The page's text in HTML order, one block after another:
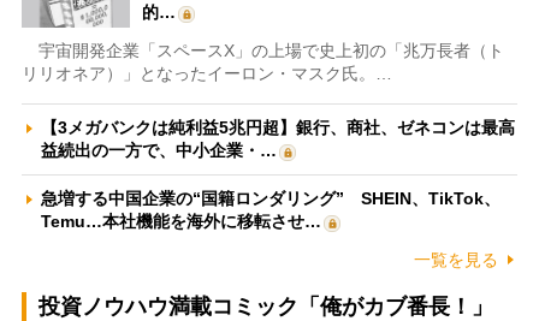
的…
宇宙開発企業「スペースX」の上場で史上初の「兆万長者（ト
リリオネア）」となったイーロン・マスク氏。…
【3メガバンクは純利益5兆円超】銀行、商社、ゼネコンは最高
益続出の一方で、中小企業・…
急増する中国企業の“国籍ロンダリング” SHEIN、TikTok、
Temu…本社機能を海外に移転させ…
一覧を見る
投資ノウハウ満載コミック「俺がカブ番長！」